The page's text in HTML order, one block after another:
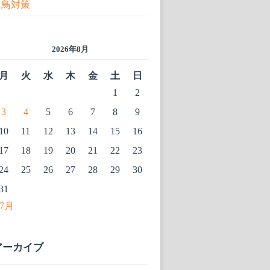
鳥対策
2026年8月
火 水 木 金 土
日
1
2
3
4 5 6 7 8
9
11 12 13 14 15
16
18 19 20 21 22
23
25 26 27 28 29
30
月
ーカイブ